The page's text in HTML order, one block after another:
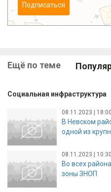
Подписаться
Ещё по теме
Социальная инфраструктура
08.11.2023 | 18:00
В Невском
одной из
08.11.2023 | 10:30
Во всех
зоны ЗНОП